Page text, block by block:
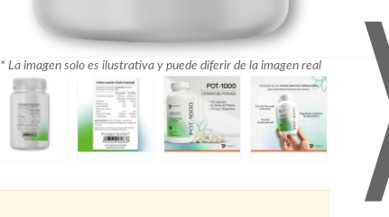
* La imagen solo es ilustrativa y puede diferir de la imagen real
Este